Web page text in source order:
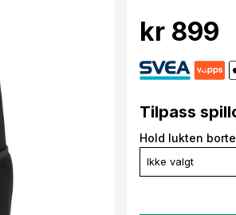
kr 899
Tilpass
Hold lukten
Ikke valgt